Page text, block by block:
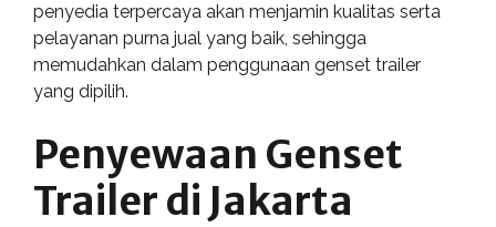
penyedia terpercaya akan menjamin kualitas serta
pelayanan purna jual yang baik, sehingga
memudahkan dalam penggunaan genset trailer
yang dipilih.
Penyewaan Genset
Trailer di Jakarta